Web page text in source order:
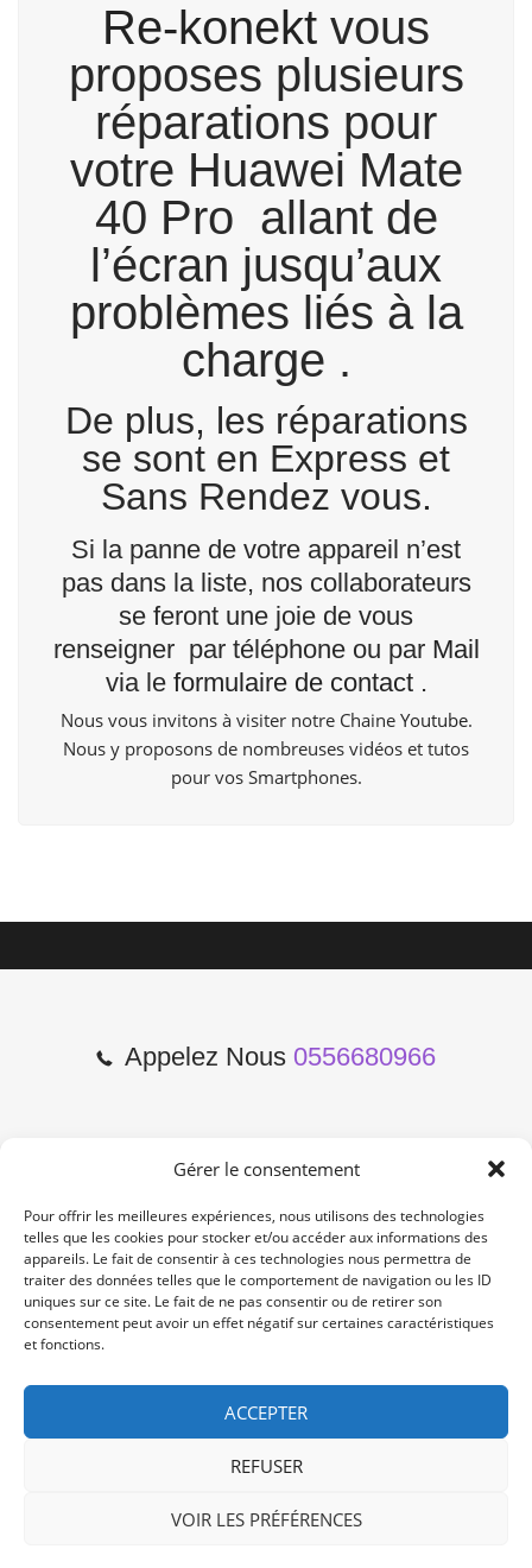
Gérer le consentement
Pour offrir les meilleures expériences, nous utilisons des technologies
telles que les cookies pour stocker et/ou accéder aux informations des
appareils. Le fait de consentir à ces technologies nous permettra de
traiter des données telles que le comportement de navigation ou les ID
uniques sur ce site. Le fait de ne pas consentir ou de retirer son
consentement peut avoir un effet négatif sur certaines caractéristiques
et fonctions.
ACCEPTER
REFUSER
VOIR LES PRÉFÉRENCES
Re-konekt vous
proposes plusieurs
réparations pour
votre Huawei Mate
40 Pro allant de
l’écran jusqu’aux
problèmes liés à la
charge .
De plus, les réparations
se sont en Express et
Sans Rendez vous.
Si la panne de votre appareil n’est
pas dans la liste, nos collaborateurs
se feront une joie de vous
renseigner par téléphone ou par Mail
via le formulaire de contact.
Nous vous invitons à visiter notre Chaine Youtube.
Nous y proposons de nombreuses vidéos et tutos
pour vos Smartphones.
Appelez Nous 0556680966
2 Cours de l'Yser 33800
Bordeaux
Lun-Samedi: 10:00 -19:00
Non Stop
/ /